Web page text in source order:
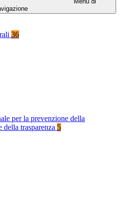
36
per la prevenzione della
della trasparenza 5